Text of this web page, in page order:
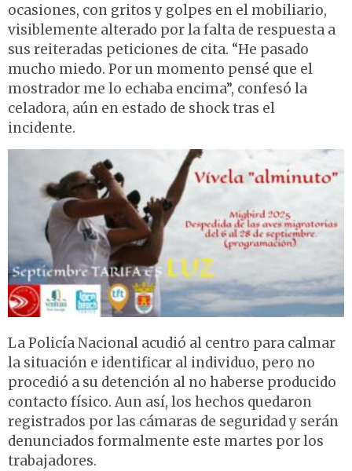
ocasiones, con gritos y golpes en el mobiliario,
visiblemente alterado por la falta de respuesta a
sus reiteradas peticiones de cita. “He pasado
mucho miedo. Por un momento pensé que el
mostrador me lo echaba encima”, confesó la
celadora, aún en estado de shock tras el
incidente.
La Policía Nacional acudió al centro para calmar
la situación e identificar al individuo, pero no
procedió a su detención al no haberse producido
contacto físico. Aun así, los hechos quedaron
registrados por las cámaras de seguridad y serán
denunciados formalmente este martes por los
trabajadores.